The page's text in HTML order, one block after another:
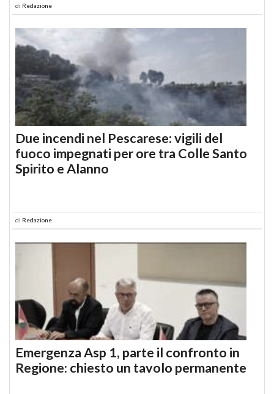
di Redazione
Due incendi nel Pescarese: vigili del
fuoco impegnati per ore tra Colle Santo
Spirito e Alanno
di Redazione
Emergenza Asp 1, parte il confronto in
Regione: chiesto un tavolo permanente